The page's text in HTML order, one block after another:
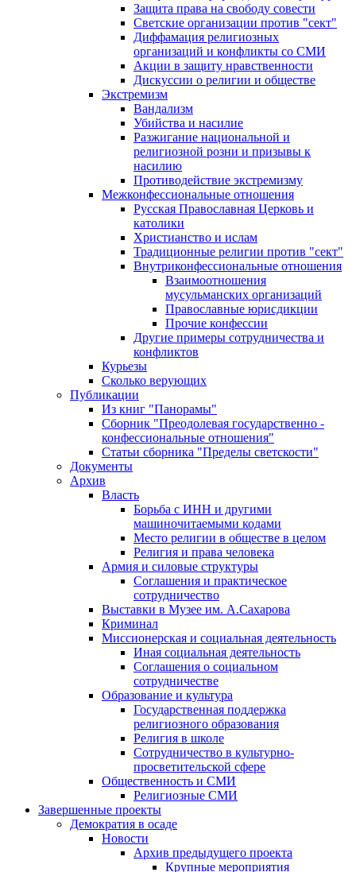
Защита права на свободу совести
Светские организации против "сект"
Диффамация религиозных
организаций и конфликты со СМИ
Акции в защиту нравственности
Дискуссии о религии и обществе
Экстремизм
Вандализм
Убийства и насилие
Разжигание национальной и
религиозной розни и призывы к
насилию
Противодействие экстремизму
Межконфессиональные отношения
Русская Православная Церковь и
католики
Христианство и ислам
Традиционные религии против "сект"
Внутриконфессиональные отношения
Взаимоотношения
мусульманских организаций
Православные юрисдикции
Прочие конфессии
Другие примеры сотрудничества и
конфликтов
Курьезы
Сколько верующих
Публикации
Из книг "Панорамы"
Сборник "Преодолевая государственно -
конфессиональные отношения"
Статьи сборника "Пределы светскости"
Документы
Архив
Власть
Борьба с ИНН и другими
машиночитаемыми кодами
Место религии в обществе в целом
Религия и права человека
Армия и силовые структуры
Соглашения и практическое
сотрудничество
Выставки в Музее им. А.Сахарова
Криминал
Миссионерская и социальная деятельность
Иная социальная деятельность
Соглашения о социальном
сотрудничестве
Образование и культура
Государственная поддержка
религиозного образования
Религия в школе
Сотрудничество в культурно-
просветительской сфере
Общественность и СМИ
Религиозные СМИ
Завершенные проекты
Демократия в осаде
Новости
Архив предыдущего проекта
Крупные мероприятия